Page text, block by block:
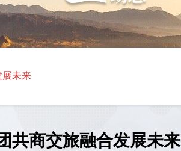
展未来
共商交旅融合发展未来